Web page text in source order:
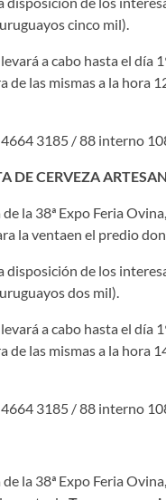
cinco mil).
a cabo hasta el día
de las mismas a la hora
3185 / 88 interno
DE CERVEZA
la 38ª Expo Feria
la ventaen el predio
disposición de los
dos mil).
a cabo hasta el día
de las mismas a la hora
3185 / 88 interno
la 38ª Expo Feria